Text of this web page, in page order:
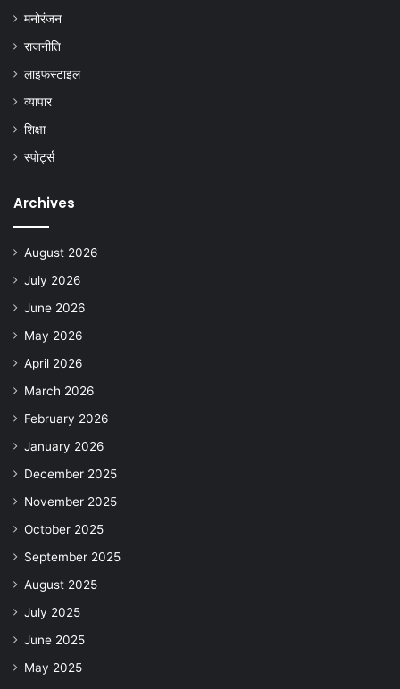
मनोरंजन
राजनीति
लाइफस्टाइल
व्यापार
शिक्षा
स्पोर्ट्स
Archives
August 2026
July 2026
June 2026
May 2026
April 2026
March 2026
February 2026
January 2026
December 2025
November 2025
October 2025
September 2025
August 2025
July 2025
June 2025
May 2025